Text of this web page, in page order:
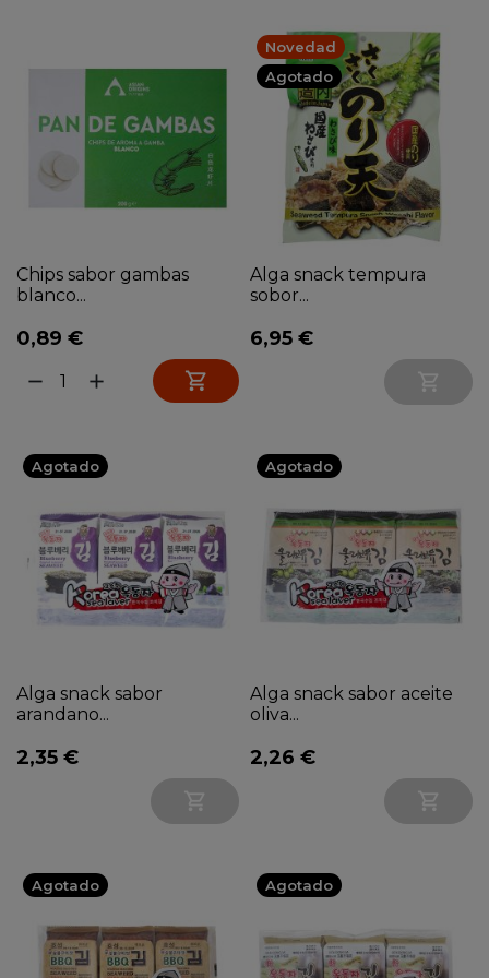
Chips sabor gambas
blanco...
0,89 €
remove add 
Novedad
Agotado
Alga snack tempura
sobor...
6,95 €

Agotado
Alga snack sabor
arandano...
2,35 €

Agotado
Alga snack sabor aceite
oliva...
2,26 €

Agotado Agotado